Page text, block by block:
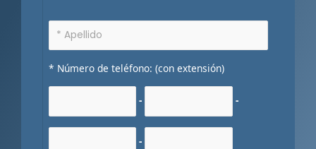
* Número de teléfono: (con extensión)
- -
-